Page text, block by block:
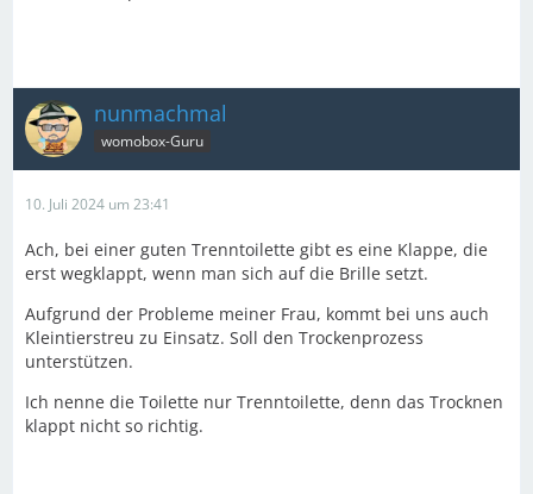
nunmachmal
womobox-Guru
10. Juli 2024 um 23:41
Ach, bei einer guten Trenntoilette gibt es eine Klappe, die
erst wegklappt, wenn man sich auf die Brille setzt.
Aufgrund der Probleme meiner Frau, kommt bei uns auch
Kleintierstreu zu Einsatz. Soll den Trockenprozess
unterstützen.
Ich nenne die Toilette nur Trenntoilette, denn das Trocknen
klappt nicht so richtig.